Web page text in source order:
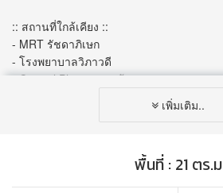
เพิ่มเติม..
:: สถานที่ใกล้เคียง ::
- MRT รัชดาภิเษก
- โรงพยาบาลวิภาวดี
- Central Plaza ลาดพร้าว
ราคา: 1,800,000 บาท
พื้นที่ : 21 ตร.ม